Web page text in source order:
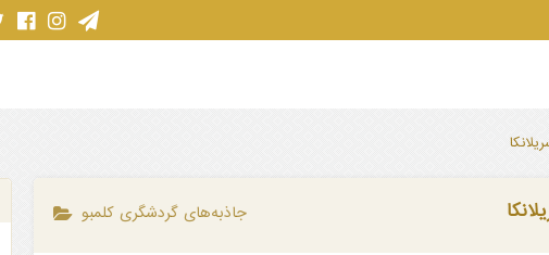
جاذبه‌های گردشگری کلمبو